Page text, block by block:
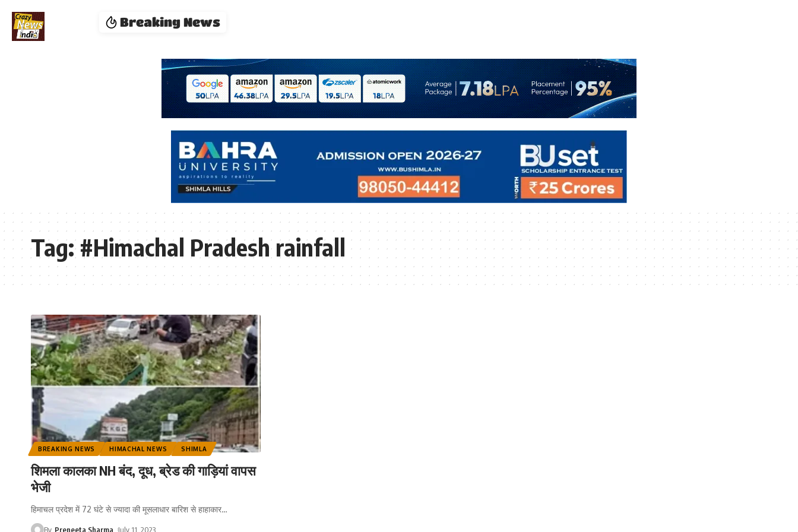
Breaking News
Tag:#Himachal Pradesh rainfall
BREAKING NEWS HIMACHAL NEWS SHIMLA
शिमला कालका NH बंद, दूध, ब्रेड की गाड़ियां वापस
भेजी
हिमाचल प्रदेश में 72 घंटे से ज्यादा की मूसलाधार बारिश से हाहाकार…
By Preneeta Sharma July 11, 2023